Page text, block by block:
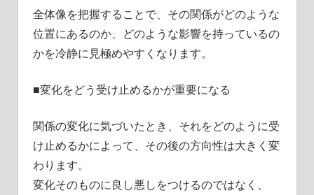
全体像を把握することで、その関係がどのような
位置にあるのか、どのような影響を持っているの
かを冷静に見極めやすくなります。
■変化をどう受け止めるかが重要になる
関係の変化に気づいたとき、それをどのように受
け止めるかによって、その後の方向性は大きく変
わります。
変化そのものに良し悪しをつけるのではなく、